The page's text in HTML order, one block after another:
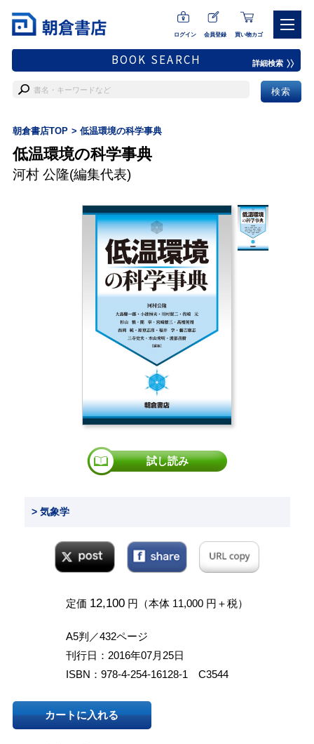
ログイン 会員登録 買い物カゴ
BOOK SEARCH 詳細検索
朝倉書店TOP 低温環境の科学事典
低温環境の科学事典
河村 公隆(編集代表)
試し読み
> 気象学
定価 12,100 円（本体 11,000 円＋税）
A5判／432ページ
刊行日：2016年07月25日
ISBN：978-4-254-16128-1 C3544
カートに入れる